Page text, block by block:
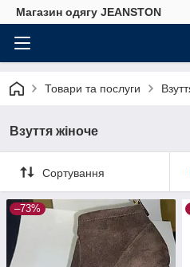
Магазин одягу JEANSTON
Товари та послуги
Взуття жіноче
Сортування
–73%